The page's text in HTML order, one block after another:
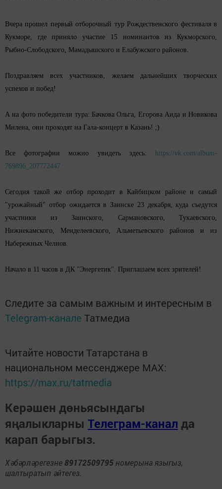
Вчера прошел первый отборочный тур Рождественского фестиваля в
Кукморе, где приняло участие 15 номинантов из Кукморского,
Рыбно-Слободского, Мамадышского и Елабужского районов.
Поздравляем всех участников, желаем дальнейших творческих
успехов и побед!
А на фото победители тура: Бачкова Ольга, Егорова Аида и Новикова
Милена, они проходят на Гала-концерт в Казань! ;)
Все фотографии можно увидеть здесь:
https://vk.com/album-
769896_207772447
Сегодня такой же отбор проходит в Кайбицком районе и самый
"урожайный" отбор ожидается в Заинске 23 декабря, куда съедутся
участники из Заинского, Сармановского, Тукаевского,
Нижнекамского, Менделеевского, Альметьевского районов и из
Набережных Челнов.
Начало в 11 часов в ДК "Энергетик". Приглашаем всех зрителей!
Следите за самым важным и интересным в
Telegram-канале Татмедиа
Читайте новости Татарстана в
национальном мессенджере MАХ:
https://max.ru/tatmedia
Керәшен дөньясындагы
яңалыкларны Телеграм-канал да
карап барыгыз.
Хәбәрләрегезне 89172509795 номерына языгыз,
шалтыратып әйтегез.